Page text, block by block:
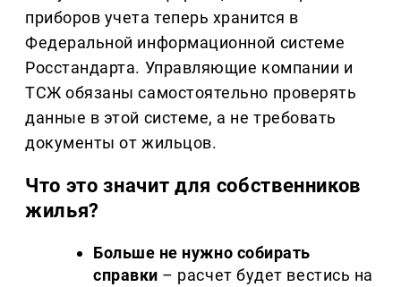
приборов учета теперь хранится в
Федеральной информационной системе
Росстандарта. Управляющие компании и
ТСЖ обязаны самостоятельно проверять
данные в этой системе, а не требовать
документы от жильцов.
Что это значит для собственников
жилья?
Больше не нужно собирать
справки – расчет будет вестись на